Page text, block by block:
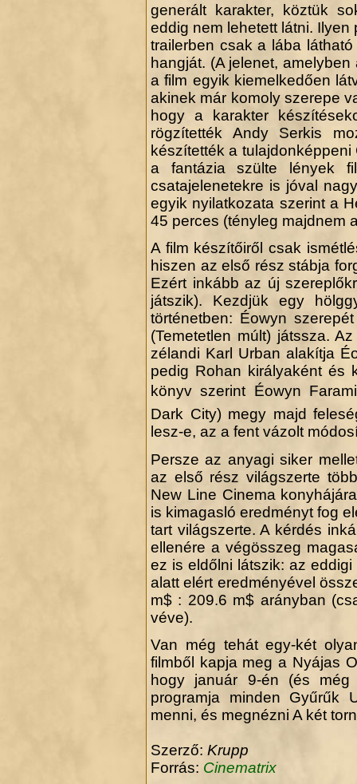
generált karakter, köztük
eddig nem lehetett látni.
trailerben csak a lába
hangját. (A jelenet,
a film egyik kiemelkedően
akinek már komoly szerepe
hogy a karakter
rögzítették Andy Serkis
készítették a
a fantázia szülte lények
csatajelenetekre is jóval
egyik nyilatkozata szerint a
45 perces (tényleg majdnem
A film készítőiről csak
hiszen az első rész stábja
Ezért inkább az új
játszik). Kezdjük egy
történetben: Éowyn
(Temetetlen múlt) játssza.
zélandi Karl Urban alakítja
pedig Rohan királyaként és
könyv szerint Éowyn
Dark City) megy majd
lesz-e, az a fent vázolt
Persze az anyagi siker
az első rész világszerte
New Line Cinema
is kimagasló eredményt fog
tart világszerte. A kérdés
ellenére a végösszeg
ez is eldőlni látszik: az
alatt elért eredményével
m$ : 209.6 m$ arányban
véve).
Van még tehát egy-két
filmből kapja meg a Nyájas
hogy január 9-én (és
programja minden Gyűrűk
menni, és megnézni A két
Szerző: Krupp
Forrás: Cinematrix